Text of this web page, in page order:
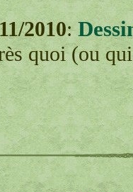
2010:
quoi (ou